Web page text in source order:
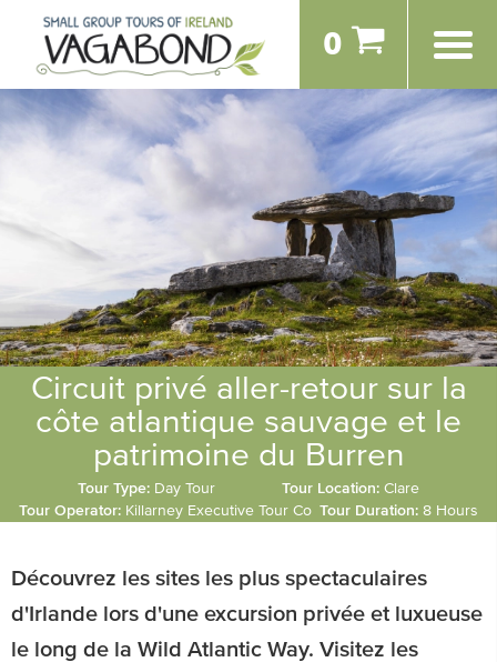
0
Circuit privé aller-retour sur la
côte atlantique sauvage et le
patrimoine du Burren
Tour Type: Day Tour Tour Location: Clare
Tour Operator: Killarney Executive Tour Co Tour Duration: 8 Hours
Découvrez les sites les plus spectaculaires
d'Irlande lors d'une excursion privée et luxueuse
le long de la Wild Atlantic Way. Visitez les